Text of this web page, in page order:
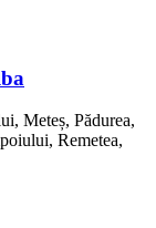
Meteș, Pădurea,
Remetea,